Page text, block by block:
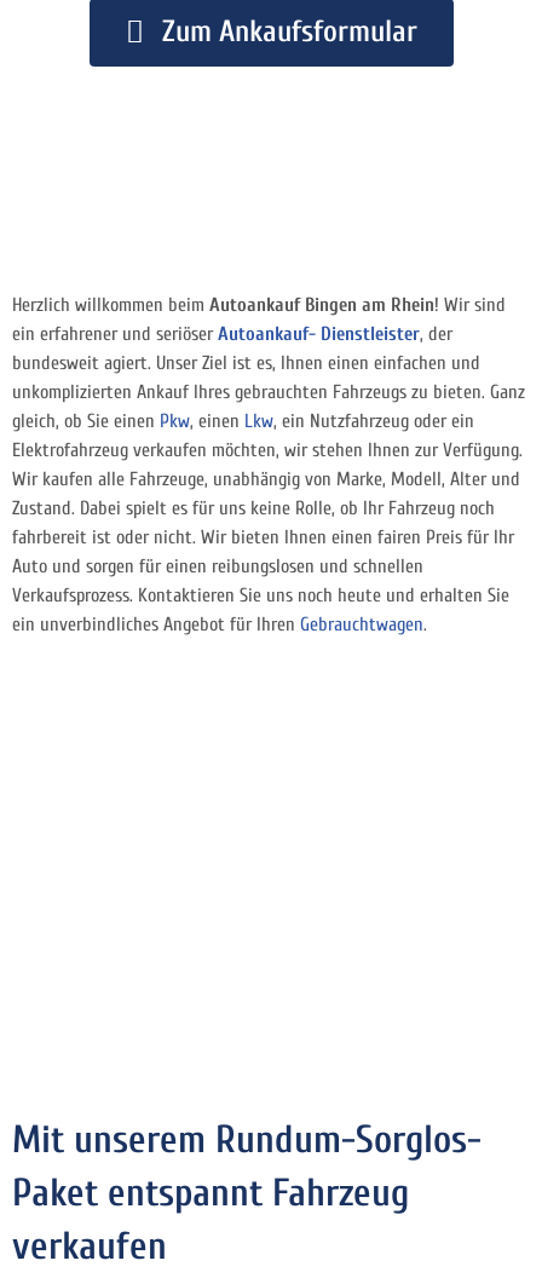
Zum Ankaufsformular
Herzlich willkommen beim Autoankauf Bingen am Rhein! Wir sind
ein erfahrener und seriöserAutoankauf- Dienstleister, der
bundesweit agiert. Unser Ziel ist es, Ihnen einen einfachen und
unkomplizierten Ankauf Ihres gebrauchten Fahrzeugs zu bieten. Ganz
gleich, ob Sie einen Pkw, einen Lkw, ein Nutzfahrzeug oder ein
Elektrofahrzeug verkaufen möchten, wir stehen Ihnen zur Verfügung.
Wir kaufen alle Fahrzeuge, unabhängig von Marke, Modell, Alter und
Zustand. Dabei spielt es für uns keine Rolle, ob Ihr Fahrzeug noch
fahrbereit ist oder nicht. Wir bieten Ihnen einen fairen Preis für Ihr
Auto und sorgen für einen reibungslosen und schnellen
Verkaufsprozess. Kontaktieren Sie uns noch heute und erhalten Sie
ein unverbindliches Angebot für Ihren Gebrauchtwagen.
Mit unserem Rundum-Sorglos-
Paket entspannt Fahrzeug
verkaufen